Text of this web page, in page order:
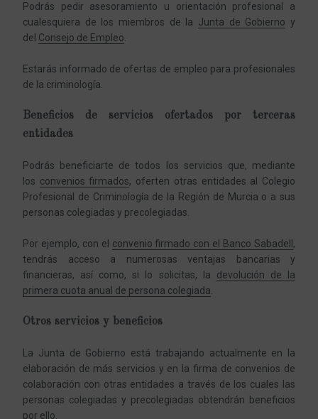
Podrás pedir asesoramiento u orientación profesional a
cualesquiera de los miembros de la Junta de Gobierno y
del Consejo de Empleo
Estarás informado de ofertas de empleo para profesionales
de la criminología.
Beneficios de servicios ofertados por terceras
entidades
Podrás beneficiarte de todos los servicios que, mediante
los convenios firmados, oferten otras entidades al Colegio
Profesional de Criminología de la Región de Murcia o a sus
personas colegiadas y precolegiadas.
Por ejemplo, con el convenio firmado con el Banco Sabadell ,
tendrás acceso a numerosas ventajas bancarias y
financieras, así como, si lo solicitas, la devolución de la
primera cuota anual de persona colegiada
Otros servicios y beneficios
La Junta de Gobierno está trabajando actualmente en la
elaboración de más servicios y en la firma de convenios de
colaboración con otras entidades a través de los cuales las
personas colegiadas y precolegiadas obtendrán beneficios
por ello.